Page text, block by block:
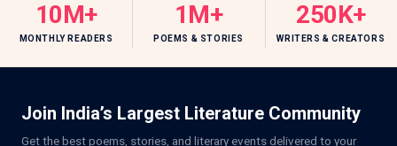
10M+
MONTHLY READERS
1M+
POEMS & STORIES
250K+
WRITERS & CREATORS
Join India’s Largest Literature Community
Get the best poems, stories, and literary events delivered to your